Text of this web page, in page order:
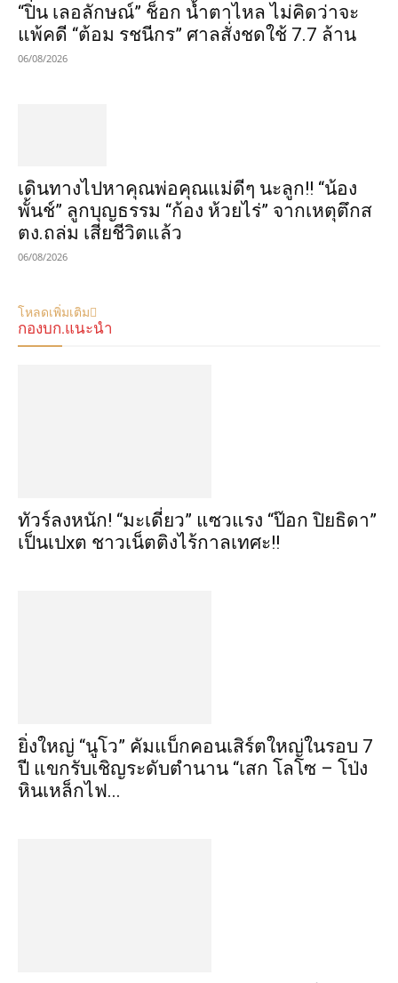
“ปิ่น เลอลักษณ์” ช็อก น้ำตาไหล ไม่คิดว่าจะ
แพ้คดี “ต้อม รชนีกร” ศาลสั่งชดใช้ 7.7 ล้าน
06/08/2026
เดินทางไปหาคุณพ่อคุณแม่ดีๆ นะลูก!! “น้อง
พั้นช์” ลูกบุญธรรม “ก้อง ห้วยไร่” จากเหตุตึกส
ตง.ถล่ม เสียชีวิตแล้ว
06/08/2026
โหลดเพิ่มเติม
กองบก.แนะนำ
ทัวร์ลงหนัก! “มะเดี่ยว” แซวแรง “ป๊อก ปิยธิดา”
เป็นเปxต ชาวเน็ตติงไร้กาลเทศะ!!
ยิ่งใหญ่ “นูโว” คัมแบ็กคอนเสิร์ตใหญ่ในรอบ 7
ปี แขกรับเชิญระดับตำนาน “เสก โลโซ – โป่ง
หินเหล็กไฟ...